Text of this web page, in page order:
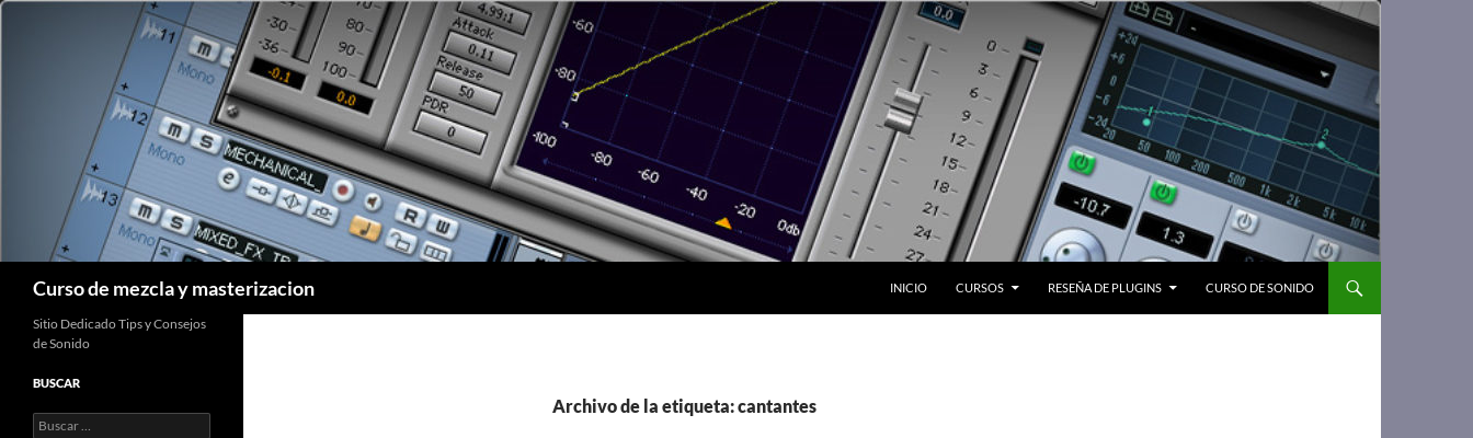
Saltar
Curso de mezcla y masterizacion INICIO CURSOS RESEÑA DE PLUGINS CURSO DE SONIDO
Archivo de la etiqueta: cantantes
Sitio Dedicado Tips y Consejos
de Sonido
BUSCAR
Buscar: